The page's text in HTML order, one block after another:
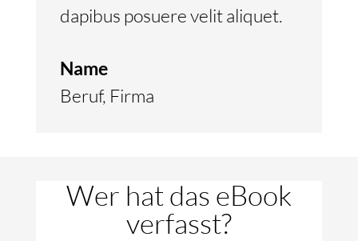
dapibus posuere velit aliquet.
Name
Beruf, Firma
Wer hat das eBook
verfasst?